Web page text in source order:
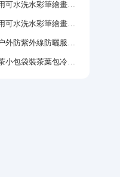
丙烯馬克筆學生兒童美術專用可水洗水彩筆繪畫彩色塗鴉畫筆不透色可疊色防水手繪diy丙烯顏料筆水性填色筆
丙烯馬克筆學生兒童美術專用可水洗水彩筆繪畫彩色塗鴉畫筆不透色可疊色防水手繪diy丙烯顏料筆水性填色筆
粉色冰絲防曬衣女款夏薄款户外防紫外線防曬服修身緊身短外套上衣
蜜桃烏龍茶包組合白桃水果茶小包袋裝茶葉包冷泡茶泡水喝的東西